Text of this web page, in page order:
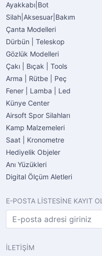
Ayakkabı|Bot
Silah|Aksesuar|Bakım
Çanta Modelleri
Dürbün | Teleskop
Gözlük Modelleri
Çakı | Bıçak | Tools
Arma | Rütbe | Peç
Fener | Lamba | Led
Künye Center
Airsoft Spor Silahları
Kamp Malzemeleri
Saat | Kronometre
Hediyelik Objeler
Anı Yüzükleri
Digital Ölçüm Aletleri
E-POSTA LİSTESİNE KAYIT OL
İLETİŞİM